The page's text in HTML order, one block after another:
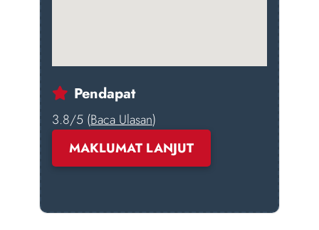
Pendapat
3.8/5 (Baca Ulasan)
MAKLUMAT LANJUT